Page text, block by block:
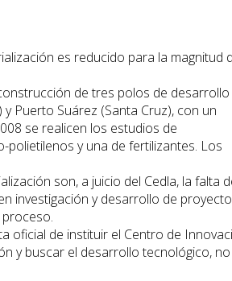
es reducido para la magnitud
de tres polos de desarrollo
Puerto Suárez (Santa Cruz), con un
se realicen los estudios de
y una de fertilizantes. Los
son, a juicio del Cedla, la falta
investigación y desarrollo de
oficial de instituir el Centro de
y buscar el desarrollo tecnológico, no